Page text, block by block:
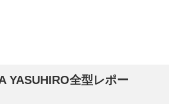
YASUHIRO全型レポー